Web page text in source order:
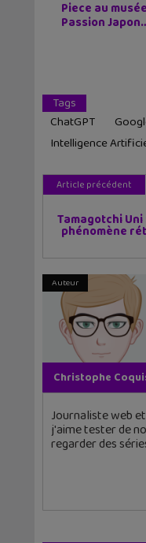
Piece au
Passion
Tags
ChatGPT
Intelligence
Article précédent
Tamagotchi Uni
phénomène
Auteur
Christophe
Journaliste web
j'aime tester de
regarder des